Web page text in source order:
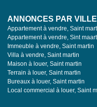
ANNONCES PAR VILLE
Appartement à vendre, Saint
Appartement à vendre, Sint
Immeuble à vendre, Saint martin
Villa à vendre, Saint martin
Maison à louer, Saint martin
Terrain à louer, Saint martin
Bureaux à louer, Saint martin
Local commercial à louer, Saint